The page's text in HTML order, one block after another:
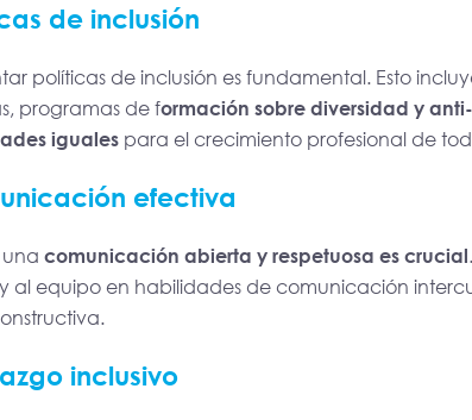
de inclusión
políticas de inclusión es fundamental. Esto
programas de formación sobre diversidad y
iguales para el crecimiento profesional de
efectiva
comunicación abierta y respetuosa es crucial
al equipo en habilidades de comunicación
inclusivo